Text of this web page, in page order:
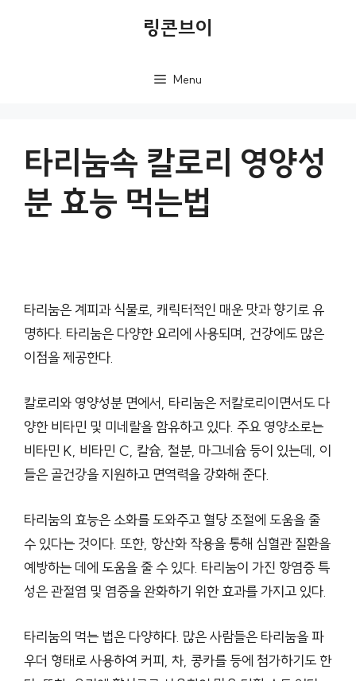
링콘브이
Menu
타리눔속 칼로리 영양성
분 효능 먹는법
타리눔은 계피과 식물로, 캐릭터적인 매운 맛과 향기로 유
명하다. 타리눔은 다양한 요리에 사용되며, 건강에도 많은
이점을 제공한다.
칼로리와 영양성분 면에서, 타리눔은 저칼로리이면서도 다
양한 비타민 및 미네랄을 함유하고 있다. 주요 영양소로는
비타민 K, 비타민 C, 칼슘, 철분, 마그네슘 등이 있는데, 이
들은 골건강을 지원하고 면역력을 강화해 준다.
타리눔의 효능은 소화를 도와주고 혈당 조절에 도움을 줄
수 있다는 것이다. 또한, 항산화 작용을 통해 심혈관 질환을
예방하는 데에 도움을 줄 수 있다. 타리눔이 가진 항염증 특
성은 관절염 및 염증을 완화하기 위한 효과를 가지고 있다.
타리눔의 먹는 법은 다양하다. 많은 사람들은 타리눔을 파
우더 형태로 사용하여 커피, 차, 콩카를 등에 첨가하기도 한